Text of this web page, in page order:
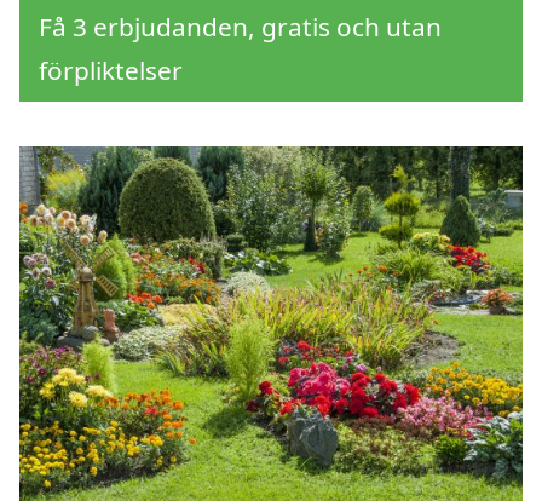
Få 3 erbjudanden, gratis och utan
förpliktelser